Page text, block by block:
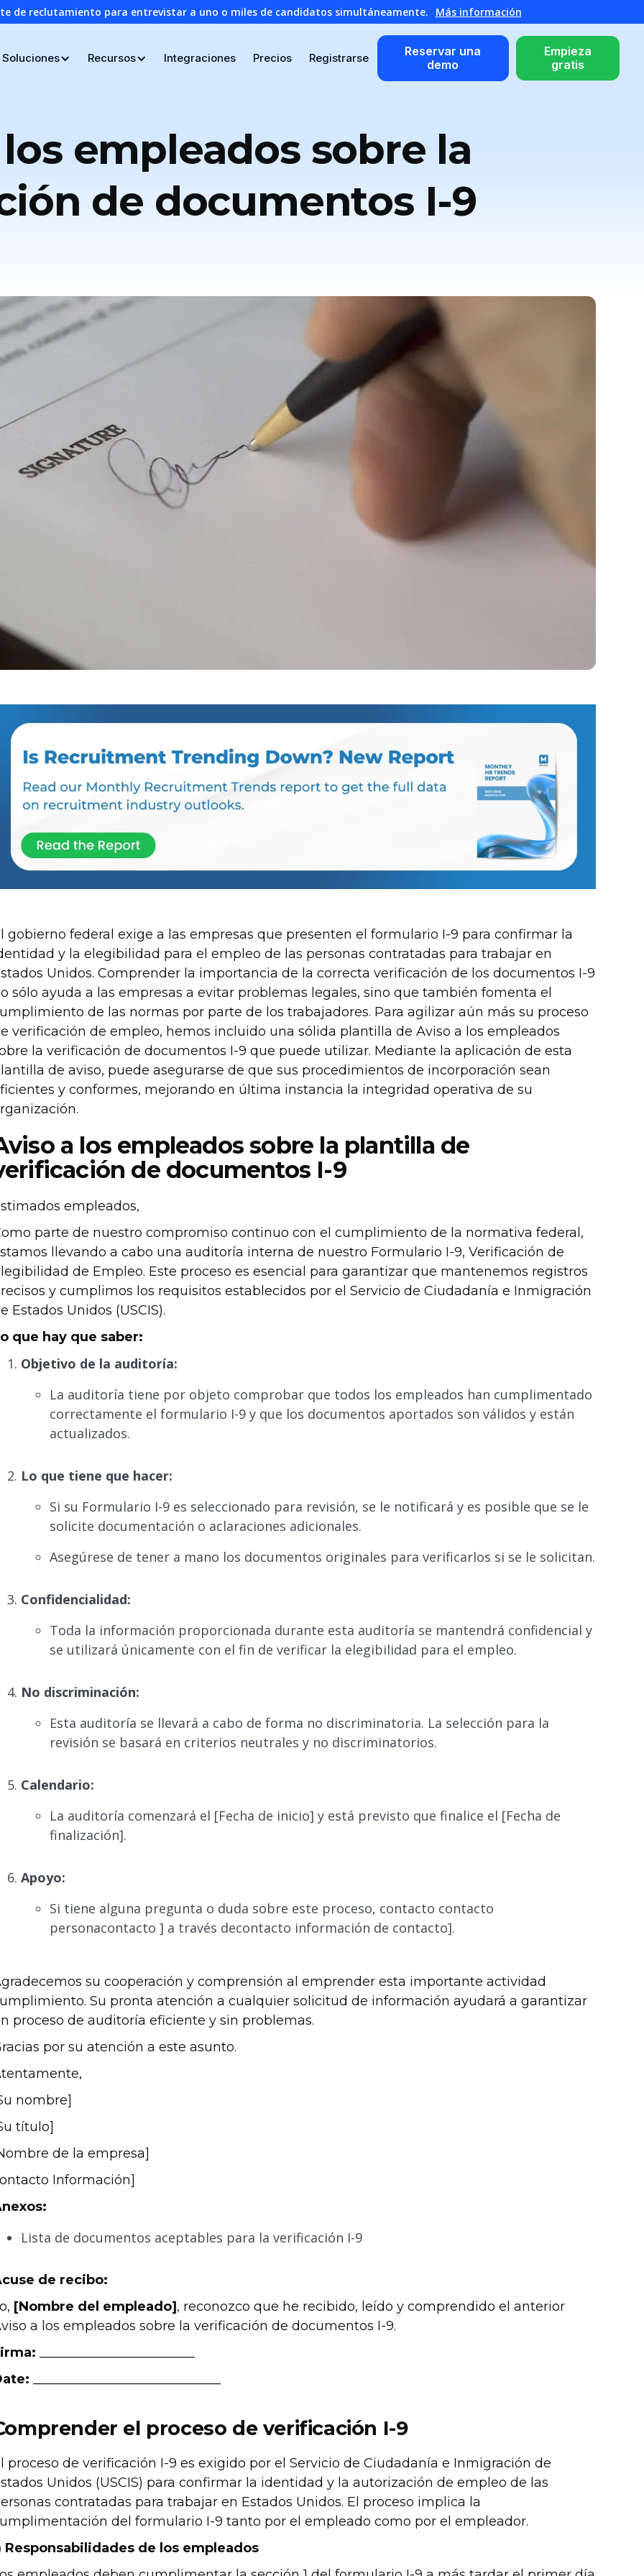
de reclutamiento para entrevistar a uno o miles de candidatos simultáneamente. Más información
Soluciones Recursos Integraciones Precios Registrarse
Reservar una
demo
Empieza
gratis
empleados sobre la
de documentos I-9
gobierno federal exige a las empresas que presenten el formulario I-9 para confirmar la
y la elegibilidad para el empleo de las personas contratadas para trabajar en
Unidos. Comprender la importancia de la correcta verificación de los documentos I-9
sólo ayuda a las empresas a evitar problemas legales, sino que también fomenta el
de las normas por parte de los trabajadores. Para agilizar aún más su proceso
verificación de empleo, hemos incluido una sólida plantilla de Aviso a los empleados
la verificación de documentos I-9 que puede utilizar. Mediante la aplicación de esta
de aviso, puede asegurarse de que sus procedimientos de incorporación sean
y conformes, mejorando en última instancia la integridad operativa de su
a los empleados sobre la plantilla de
de documentos I-9
empleados,
parte de nuestro compromiso continuo con el cumplimiento de la normativa federal,
llevando a cabo una auditoría interna de nuestro Formulario I-9, Verificación de
de Empleo. Este proceso es esencial para garantizar que mantenemos registros
y cumplimos los requisitos establecidos por el Servicio de Ciudadanía e Inmigración
Estados Unidos (USCIS).
que hay que saber:
Objetivo de la auditoría:
La auditoría tiene por objeto comprobar que todos los empleados han cumplimentado
correctamente el formulario I-9 y que los documentos aportados son válidos y están
actualizados.
Lo que tiene que hacer:
Si su Formulario I-9 es seleccionado para revisión, se le notificará y es posible que se le
solicite documentación o aclaraciones adicionales.
Asegúrese de tener a mano los documentos originales para verificarlos si se le solicitan.
Confidencialidad:
Toda la información proporcionada durante esta auditoría se mantendrá confidencial y
se utilizará únicamente con el fin de verificar la elegibilidad para el empleo.
No discriminación:
Esta auditoría se llevará a cabo de forma no discriminatoria. La selección para la
revisión se basará en criterios neutrales y no discriminatorios.
Calendario:
La auditoría comenzará el [Fecha de inicio] y está previsto que finalice el [Fecha de
finalización].
Apoyo:
Si tiene alguna pregunta o duda sobre este proceso, contacto contacto
personacontacto ] a través decontacto información de contacto].
su cooperación y comprensión al emprender esta importante actividad
Su pronta atención a cualquier solicitud de información ayudará a garantizar
proceso de auditoría eficiente y sin problemas.
por su atención a este asunto.
nombre]
título]
de la empresa]
Información]
Lista de documentos aceptables para la verificación I-9
de recibo:
[Nombre del empleado], reconozco que he recibido, leído y comprendido el anterior
a los empleados sobre la verificación de documentos I-9.
el proceso de verificación I-9
proceso de verificación I-9 es exigido por el Servicio de Ciudadanía e Inmigración de
Unidos (USCIS) para confirmar la identidad y la autorización de empleo de las
contratadas para trabajar en Estados Unidos. El proceso implica la
del formulario I-9 tanto por el empleado como por el empleador.
Responsabilidades de los empleados